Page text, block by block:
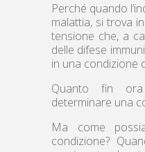
Perché quando
malattia, si trova
tensione che, a
delle difese
in una condizione
Quanto fin
determinare una
Ma come
condizione?